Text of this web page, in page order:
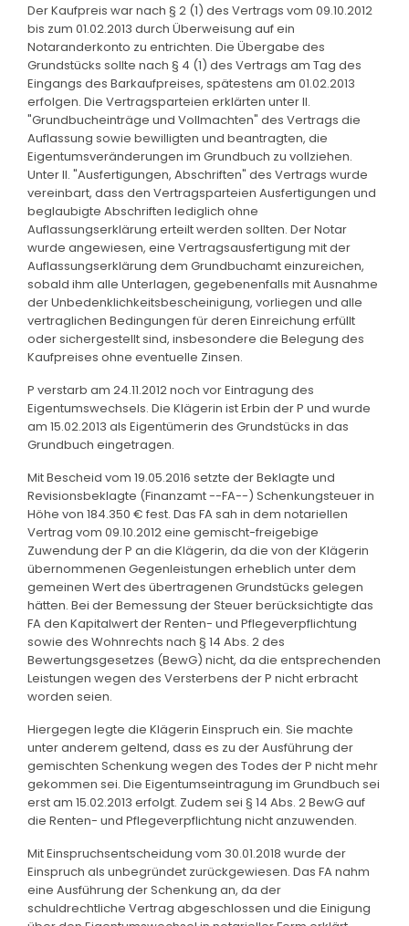
Der Kaufpreis war nach § 2 (1) des Vertrags vom 09.10.2012
bis zum 01.02.2013 durch Überweisung auf ein
Notaranderkonto zu entrichten. Die Übergabe des
Grundstücks sollte nach § 4 (1) des Vertrags am Tag des
Eingangs des Barkaufpreises, spätestens am 01.02.2013
erfolgen. Die Vertragsparteien erklärten unter II.
"Grundbucheinträge und Vollmachten" des Vertrags die
Auflassung sowie bewilligten und beantragten, die
Eigentumsveränderungen im Grundbuch zu vollziehen.
Unter II. "Ausfertigungen, Abschriften" des Vertrags wurde
vereinbart, dass den Vertragsparteien Ausfertigungen und
beglaubigte Abschriften lediglich ohne
Auflassungserklärung erteilt werden sollten. Der Notar
wurde angewiesen, eine Vertragsausfertigung mit der
Auflassungserklärung dem Grundbuchamt einzureichen,
sobald ihm alle Unterlagen, gegebenenfalls mit Ausnahme
der Unbedenklichkeitsbescheinigung, vorliegen und alle
vertraglichen Bedingungen für deren Einreichung erfüllt
oder sichergestellt sind, insbesondere die Belegung des
Kaufpreises ohne eventuelle Zinsen.
P verstarb am 24.11.2012 noch vor Eintragung des
Eigentumswechsels. Die Klägerin ist Erbin der P und wurde
am 15.02.2013 als Eigentümerin des Grundstücks in das
Grundbuch eingetragen.
Mit Bescheid vom 19.05.2016 setzte der Beklagte und
Revisionsbeklagte (Finanzamt --FA--) Schenkungsteuer in
Höhe von 184.350 € fest. Das FA sah in dem notariellen
Vertrag vom 09.10.2012 eine gemischt-freigebige
Zuwendung der P an die Klägerin, da die von der Klägerin
übernommenen Gegenleistungen erheblich unter dem
gemeinen Wert des übertragenen Grundstücks gelegen
hätten. Bei der Bemessung der Steuer berücksichtigte das
FA den Kapitalwert der Renten- und Pflegeverpflichtung
sowie des Wohnrechts nach § 14 Abs. 2 des
Bewertungsgesetzes (BewG) nicht, da die entsprechenden
Leistungen wegen des Versterbens der P nicht erbracht
worden seien.
Hiergegen legte die Klägerin Einspruch ein. Sie machte
unter anderem geltend, dass es zu der Ausführung der
gemischten Schenkung wegen des Todes der P nicht mehr
gekommen sei. Die Eigentumseintragung im Grundbuch sei
erst am 15.02.2013 erfolgt. Zudem sei § 14 Abs. 2 BewG auf
die Renten- und Pflegeverpflichtung nicht anzuwenden.
Mit Einspruchsentscheidung vom 30.01.2018 wurde der
Einspruch als unbegründet zurückgewiesen. Das FA nahm
eine Ausführung der Schenkung an, da der
schuldrechtliche Vertrag abgeschlossen und die Einigung